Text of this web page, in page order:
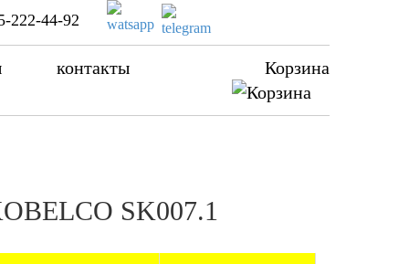
222-44-92
контакты Корзина
SK007.1